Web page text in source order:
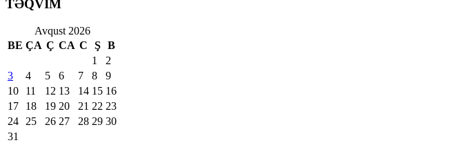
TƏQVİM
Avqust 2026
BE ÇA Ç CA C Ş
B
1
2
3
4 5 6 7 8
9
10
11 12 13 14 15 16
17
18 19 20 21 22 23
24
25 26 27 28 29 30
31